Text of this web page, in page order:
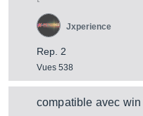
Rep. 2
Vues 538
Jxperience
compatible avec